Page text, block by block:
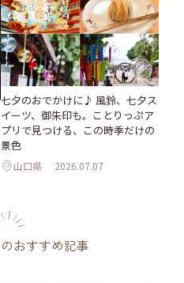
七夕のおでかけに♪ 風鈴、七夕ス
イーツ、御朱印も。ことりっぷア
プリで見つける、この時季だけの
景色
山口県 2026.07.07
のおすすめ記事